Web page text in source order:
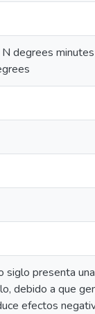
degrees
siglo presenta
debido a que
efectos